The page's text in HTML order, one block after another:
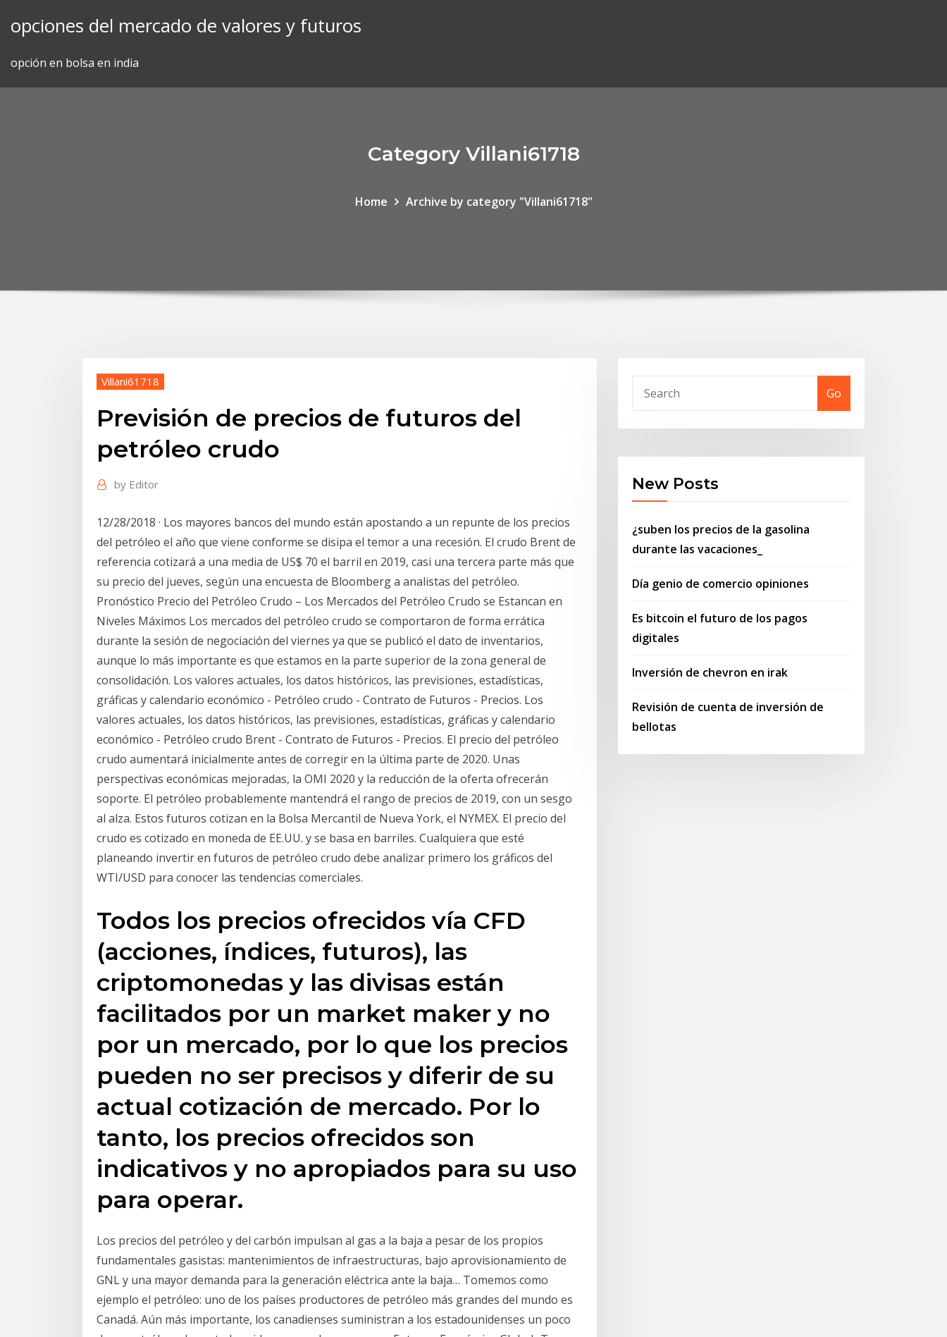
opciones del mercado de valores y futuros
opción en bolsa en india
Category Villani61718
Home Archive by category "Villani61718"
Villani61718
Previsión de precios de futuros del
petróleo crudo
by Editor
12/28/2018 · Los mayores bancos del mundo están apostando a un repunte de los precios
del petróleo el año que viene conforme se disipa el temor a una recesión. El crudo Brent de
referencia cotizará a una media de US$ 70 el barril en 2019, casi una tercera parte más que
su precio del jueves, según una encuesta de Bloomberg a analistas del petróleo.
Pronóstico Precio del Petróleo Crudo – Los Mercados del Petróleo Crudo se Estancan en
Niveles Máximos Los mercados del petróleo crudo se comportaron de forma errática
durante la sesión de negociación del viernes ya que se publicó el dato de inventarios,
aunque lo más importante es que estamos en la parte superior de la zona general de
consolidación. Los valores actuales, los datos históricos, las previsiones, estadísticas,
gráficas y calendario económico - Petróleo crudo - Contrato de Futuros - Precios. Los
valores actuales, los datos históricos, las previsiones, estadísticas, gráficas y calendario
económico - Petróleo crudo Brent - Contrato de Futuros - Precios. El precio del petróleo
crudo aumentará inicialmente antes de corregir en la última parte de 2020. Unas
perspectivas económicas mejoradas, la OMI 2020 y la reducción de la oferta ofrecerán
soporte. El petróleo probablemente mantendrá el rango de precios de 2019, con un sesgo
al alza. Estos futuros cotizan en la Bolsa Mercantil de Nueva York, el NYMEX. El precio del
crudo es cotizado en moneda de EE.UU. y se basa en barriles. Cualquiera que esté
planeando invertir en futuros de petróleo crudo debe analizar primero los gráficos del
WTI/USD para conocer las tendencias comerciales.
Todos los precios ofrecidos vía CFD
(acciones, índices, futuros), las
criptomonedas y las divisas están
facilitados por un market maker y no
por un mercado, por lo que los precios
pueden no ser precisos y diferir de su
actual cotización de mercado. Por lo
tanto, los precios ofrecidos son
indicativos y no apropiados para su uso
para operar.
Los precios del petróleo y del carbón impulsan al gas a la baja a pesar de los propios
fundamentales gasistas: mantenimientos de infraestructuras, bajo aprovisionamiento de
GNL y una mayor demanda para la generación eléctrica ante la baja… Tomemos como
ejemplo el petróleo: uno de los países productores de petróleo más grandes del mundo es
Canadá. Aún más importante, los canadienses suministran a los estadounidenses un poco
Go
New Posts
¿suben los precios de la gasolina
durante las vacaciones_
Día genio de comercio opiniones
Es bitcoin el futuro de los pagos
digitales
Inversión de chevron en irak
Revisión de cuenta de inversión de
bellotas